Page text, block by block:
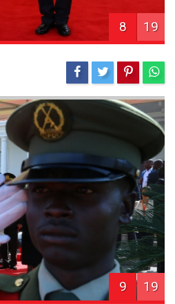
8 19
9 19